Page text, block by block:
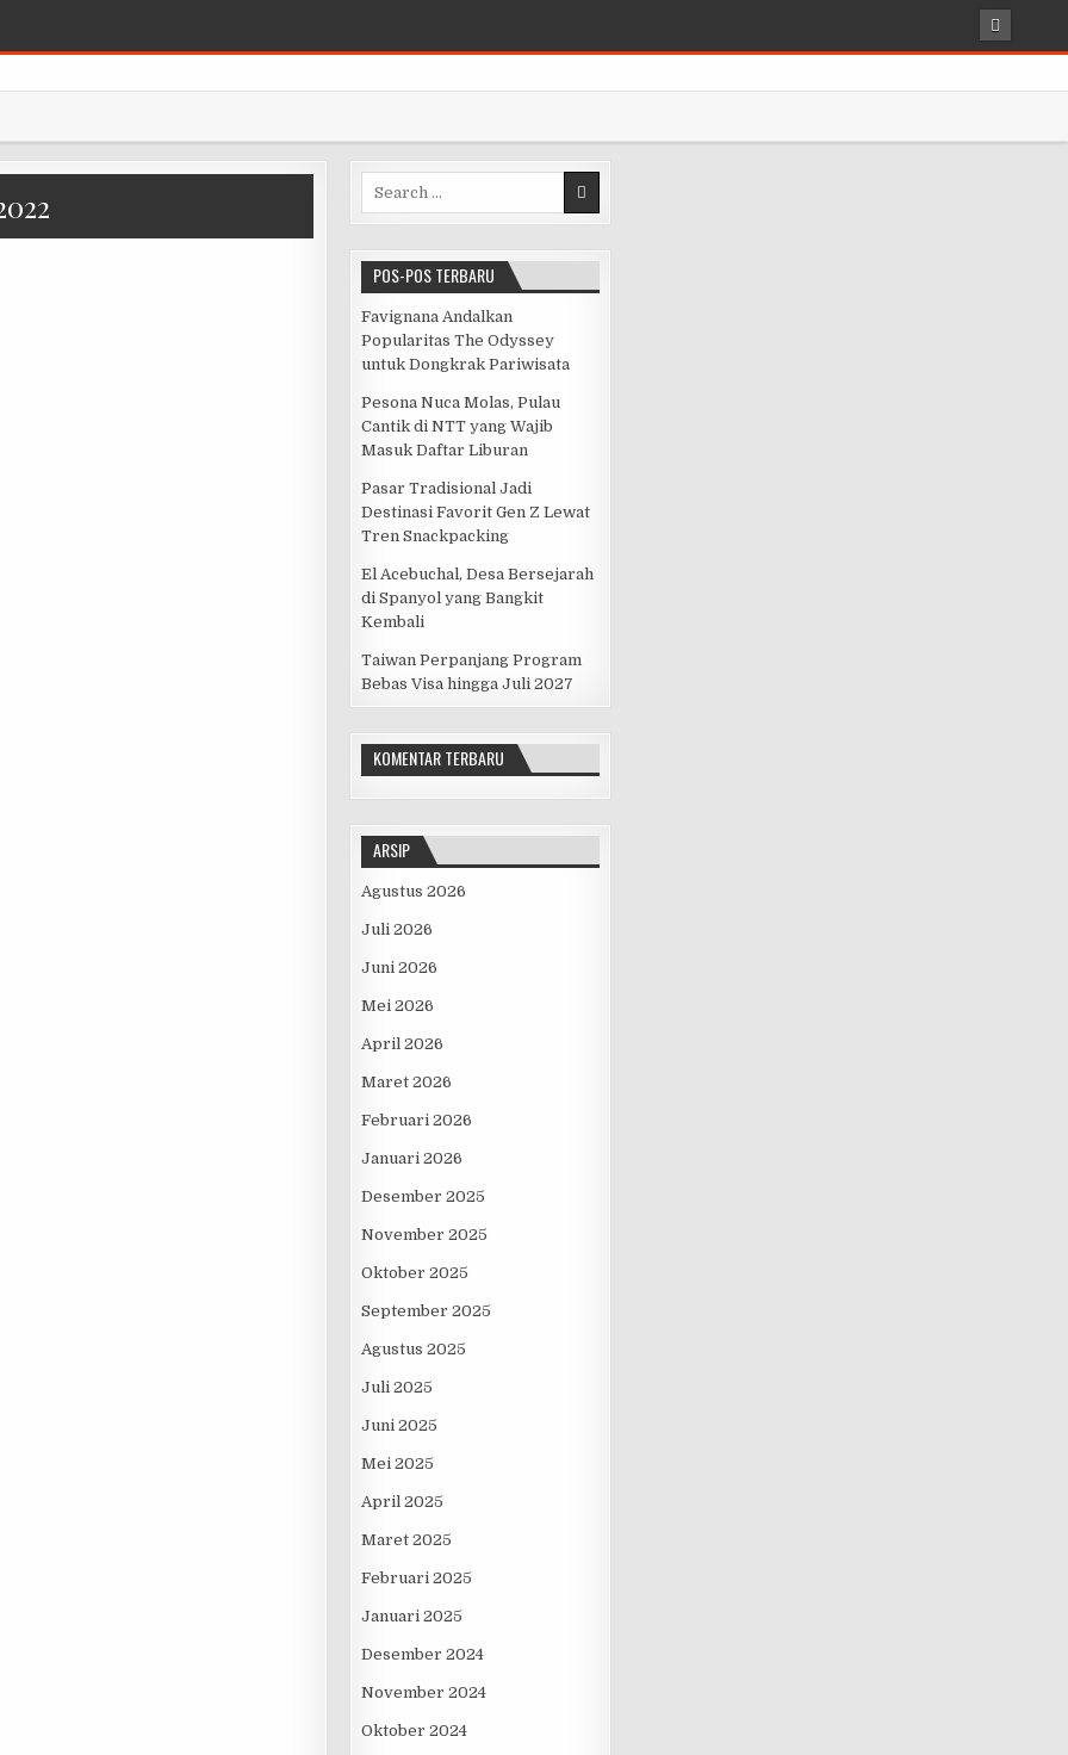
INI WAJIB DIKUNJUNGI!
SITI SUNDARI
DI LEMBANG BANDUNG
Search for:
POS-POS TERBARU
Favignana Andalkan
Popularitas The Odyssey
untuk Dongkrak Pariwisata
Pesona Nuca Molas, Pulau
Cantik di NTT yang Wajib
Masuk Daftar Liburan
Pasar Tradisional Jadi
Destinasi Favorit Gen Z Lewat
Tren Snackpacking
El Acebuchal, Desa Bersejarah
di Spanyol yang Bangkit
Kembali
Taiwan Perpanjang Program
Bebas Visa hingga Juli 2027
KOMENTAR TERBARU
ARSIP
Agustus 2026
Juli 2026
Juni 2026
Mei 2026
April 2026
Maret 2026
Februari 2026
Januari 2026
Desember 2025
November 2025
Oktober 2025
September 2025
Agustus 2025
Juli 2025
Juni 2025
Mei 2025
April 2025
Maret 2025
Februari 2025
Januari 2025
Desember 2024
November 2024
Oktober 2024